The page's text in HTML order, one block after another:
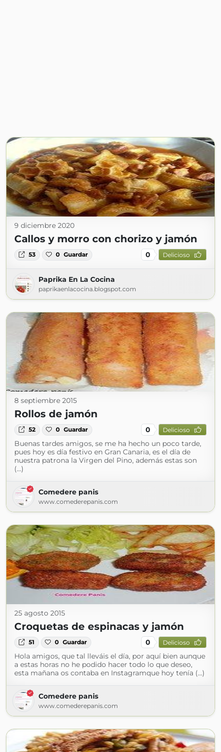
9 diciembre 2020
Callos y morro con chorizo y jamón
53 0 Guardar 0 Delicioso
Paprika En La Cocina
paprikaenlacocina.blogspot.com
8 septiembre 2015
Rollos de jamón
52 0 Guardar 0 Delicioso
Buenas tardes amigos, se me ha hecho un poco tarde,
pues hoy es día festivo en Gran Canaria, es el día de
nuestra patrona la Virgen del Pino, además estas son
(...)
Comedere panis
www.comederepanis.com
25 agosto 2015
Croquetas de espinacas y jamón
51 0 Guardar 0 Delicioso
Hola amigos, que tal lleváis el día, por aquí bien aunque
a estas horas no he podido hacer todo lo que deseo,
esta mañana os contaba en Instagramque hoy tenía (...)
Comedere panis
www.comederepanis.com